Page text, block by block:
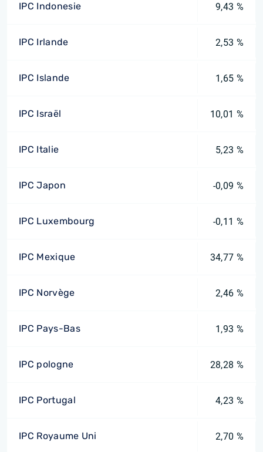
IPC Indonesie 9,43 %
IPC Irlande 2,53 %
IPC Islande 1,65 %
IPC Israël 10,01 %
IPC Italie 5,23 %
IPC Japon -0,09 %
IPC Luxembourg -0,11 %
IPC Mexique 34,77 %
IPC Norvège 2,46 %
IPC Pays-Bas 1,93 %
IPC pologne 28,28 %
IPC Portugal 4,23 %
IPC Royaume Uni 2,70 %